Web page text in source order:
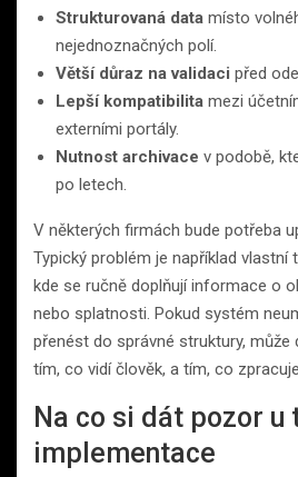
Strukturovaná data místo
nejednoznačných polí.
Větší důraz na validaci před
Lepší kompatibilita mezi
externími portály.
Nutnost archivace v podobě,
po letech.
V některých firmách bude potřeba
Typický problém je například vlastní
kde se ručně doplňují informace o
nebo splatnosti. Pokud systém
přenést do správné struktury, může
tím, co vidí člověk, a tím, co
Na co si dát pozor u
implementace